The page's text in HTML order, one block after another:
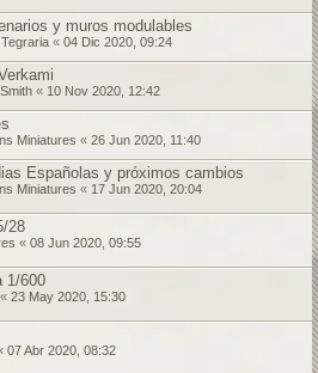
y muros modulables
« 04 Dic 2020, 09:24
« 10 Nov 2020, 12:42
Miniatures « 26 Jun 2020, 11:40
Españolas y próximos cambios
Miniatures « 17 Jun 2020, 20:04
28
« 08 Jun 2020, 09:55
1/600
« 23 May 2020, 15:30
07 Abr 2020, 08:32